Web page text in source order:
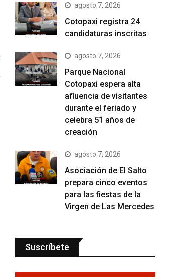
agosto 7, 2026
Cotopaxi registra 24
candidaturas inscritas
agosto 7, 2026
Parque Nacional
Cotopaxi espera alta
afluencia de visitantes
durante el feriado y
celebra 51 años de
creación
agosto 7, 2026
Asociación de El Salto
prepara cinco eventos
para las fiestas de la
Virgen de Las Mercedes
Suscríbete